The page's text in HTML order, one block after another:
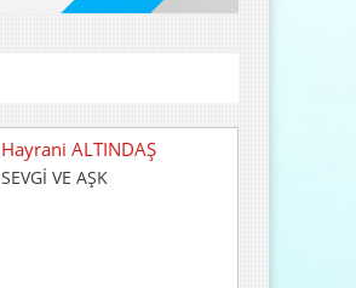
Durdu GÜNEŞ
HİÇ KARŞILIK BEKLEMEDEN